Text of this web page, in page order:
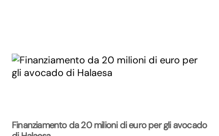
Finanziamento da 20 milioni di euro per gli avocado